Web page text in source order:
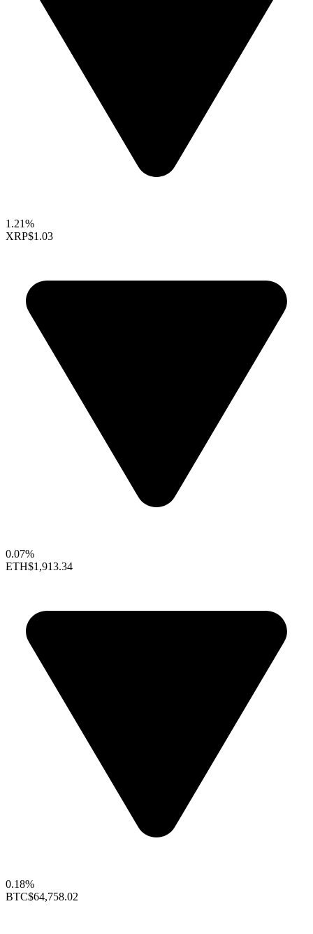
1.21%
XRP$1.03
0.07%
ETH$1,913.34
0.18%
BTC$64,758.02